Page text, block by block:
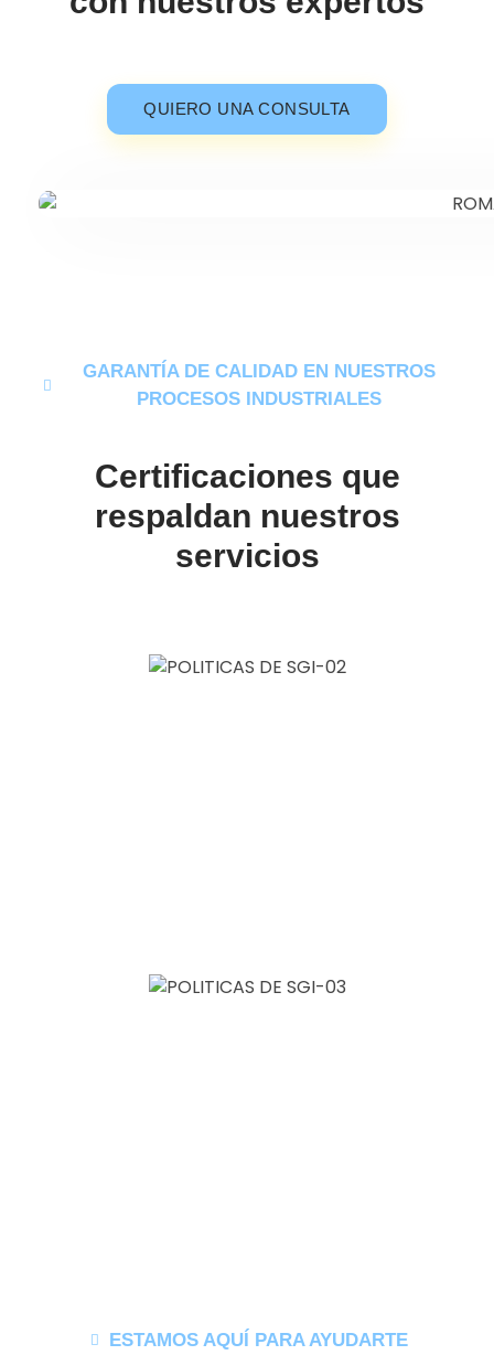
QUIERO UNA CONSULTA
GARANTÍA DE CALIDAD EN NUESTROS
PROCESOS INDUSTRIALES
Certificaciones que
respaldan nuestros
servicios
ESTAMOS AQUÍ PARA AYUDARTE